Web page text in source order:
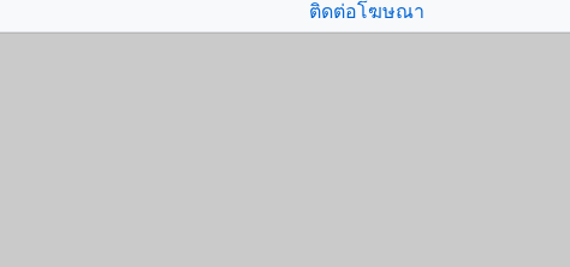
ติดต่อโฆษณา